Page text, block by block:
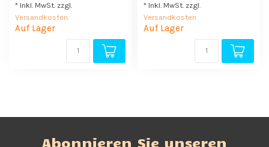
* Inkl. MwSt. zzgl.
Versandkosten
Auf Lager
* Inkl. MwSt. zzgl.
Versandkosten
Auf Lager
Abonnieren Sie unseren